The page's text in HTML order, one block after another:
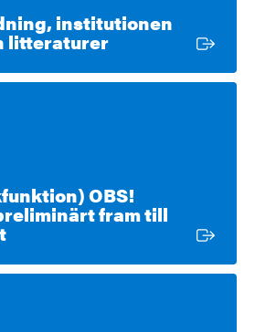
institutionen
litteraturerExtern länk
OBS!
fram till
Extern länk